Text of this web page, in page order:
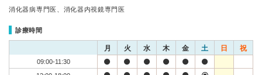
消化器病専門医、消化器内視鏡専門医
診療時間
月 火 水 木 金 土 日 祝
09:00-11:30